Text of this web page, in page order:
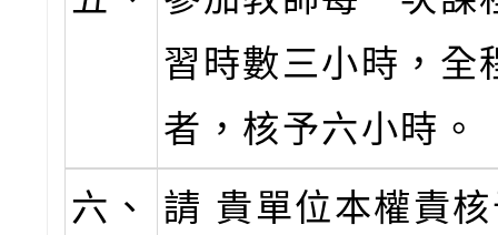
習時數三小時，全
者，核予六小時。
六、
請 貴單位本權責